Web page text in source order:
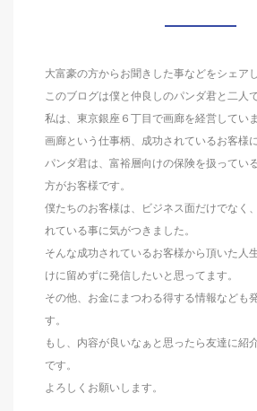
大富豪の方からお聞きした事などをシェア
このブログは僕と仲良しのパンダ君と二人
私は、東京銀座６丁目で画廊を経営していま
画廊という仕事柄、成功されているお客様
パンダ君は、富裕層向けの保険を扱ってい
方がお客様です。
僕たちのお客様は、ビジネス面だけでなく
れている事に気がつきました。
そんな成功されているお客様から頂いた人
けに留めずに発信したいと思ってます。
その他、お金にまつわる得する情報なども
す。
もし、内容が良いなぁと思ったら友達に紹
です。
よろしくお願いします。